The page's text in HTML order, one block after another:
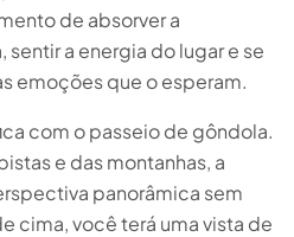
de absorver a
a energia do lugar e se
emoções que o esperam.
com o passeio de gôndola.
e das montanhas, a
panorâmica sem
cima, você terá uma vista de